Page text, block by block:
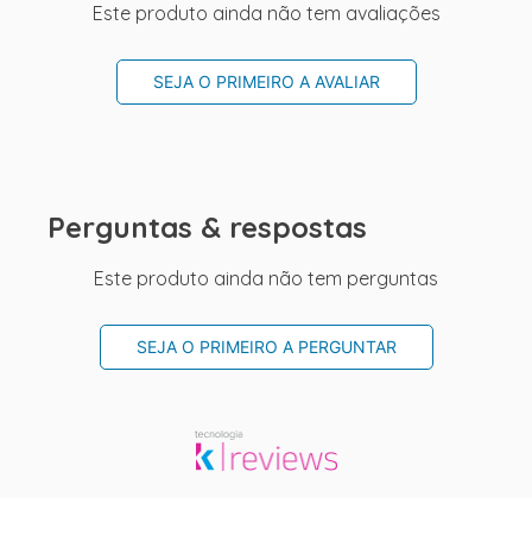
Este produto ainda não tem avaliações
SEJA O PRIMEIRO A AVALIAR
Perguntas & respostas
Este produto ainda não tem perguntas
SEJA O PRIMEIRO A PERGUNTAR